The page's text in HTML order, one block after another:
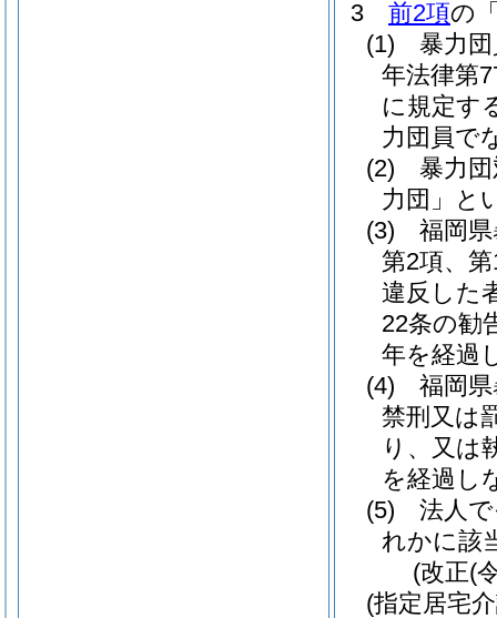
3
前2項の
(1)
暴力
年法律第
に規定す
力団員で
(2)
暴力
力団」と
(3)
福岡
第2項、
違反した
22条の勧
年を経過
(4)
福岡
禁刑又は
り、又は
を経過し
(5)
法人
れかに該
(改正(
(指定居宅